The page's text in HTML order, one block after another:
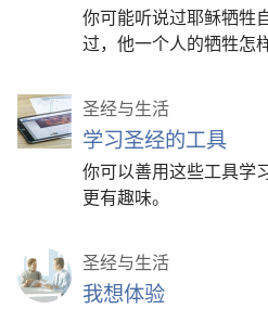
你可能听说过耶稣牺牲
过，他一个人的牺牲怎
圣经与生活
学习圣经的工具
你可以善用这些工具学
更有趣味。
圣经与生活
我想体验